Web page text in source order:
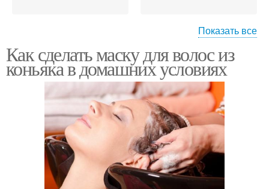
Маска от выпадения Маски с коньяком
Маска с коньяком
Показать все
Как сделать маску для волос из
коньяка в домашних условиях